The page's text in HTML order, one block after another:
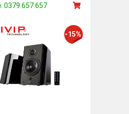
0379.657.657
-15%